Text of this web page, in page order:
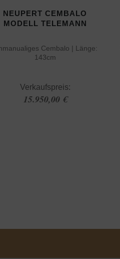
NEUPERT CEMBALO
MODELL TELEMANN
Cembalo | Länge:
143cm
Verkaufspreis:
15.950,00 €